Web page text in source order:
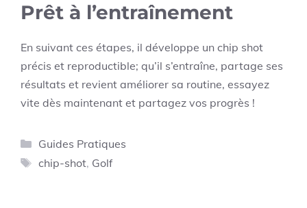
Prêt à l’entraînement
En suivant ces étapes, il développe un chip shot
précis et reproductible; qu’il s’entraîne, partage ses
résultats et revient améliorer sa routine, essayez
vite dès maintenant et partagez vos progrès !
Catégories
Guides Pratiques
Étiquettes
chip-shot, Golf